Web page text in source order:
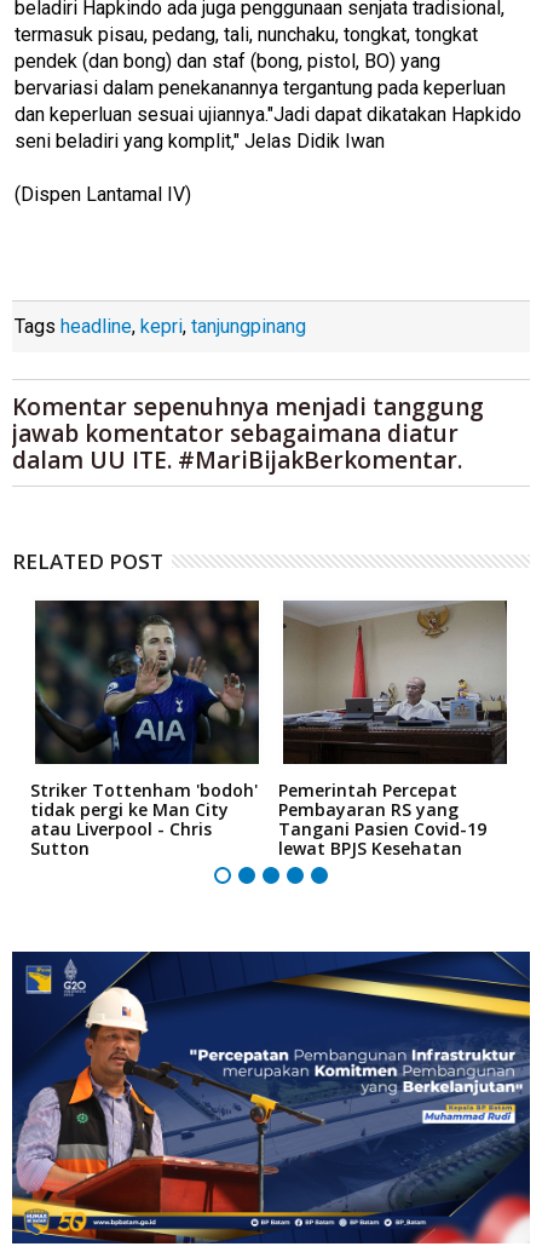
beladiri Hapkindo ada juga penggunaan senjata tradisional,
termasuk pisau, pedang, tali, nunchaku, tongkat, tongkat
pendek (dan bong) dan staf (bong, pistol, BO) yang
bervariasi dalam penekanannya tergantung pada keperluan
dan keperluan sesuai ujiannya."Jadi dapat dikatakan Hapkido
seni beladiri yang komplit," Jelas Didik Iwan
(Dispen Lantamal IV)
Tags headline, kepri, tanjungpinang
Komentar sepenuhnya menjadi tanggung
jawab komentator sebagaimana diatur
dalam UU ITE. #MariBijakBerkomentar.
RELATED POST
Striker Tottenham 'bodoh'
tidak pergi ke Man City
atau Liverpool - Chris
Sutton
Pemerintah Percepat
Pembayaran RS yang
Tangani Pasien Covid-19
lewat BPJS Kesehatan